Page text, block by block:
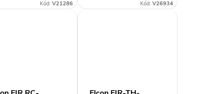
panelu 600 mm,
Kód:V21286
délka panelu 1200 mm,
Kód: V26934